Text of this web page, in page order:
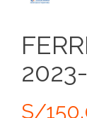
S/